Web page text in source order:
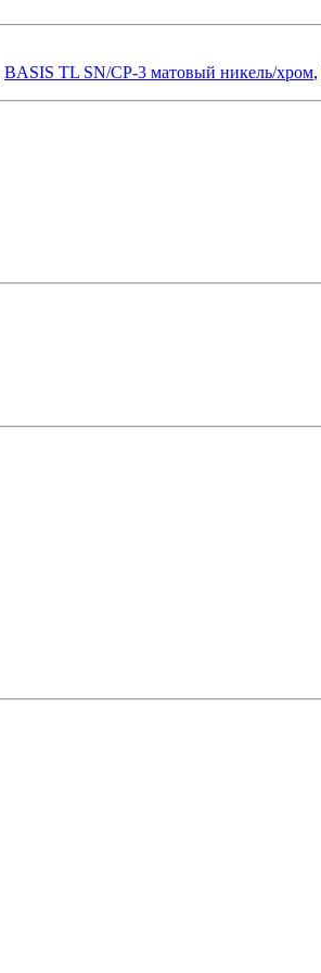
BASIS TL SN/CP-3 матовый никель/хром,